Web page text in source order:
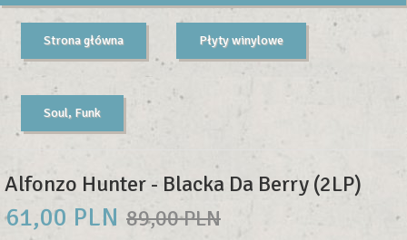
Strona główna Płyty winylowe
Soul, Funk
Alfonzo Hunter - Blacka Da Berry (2LP)
61,00 PLN 89,00 PLN